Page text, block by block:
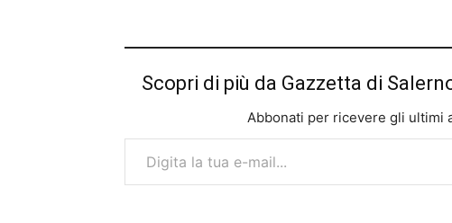
Scopri di più da Gazzetta di
Abbonati per ricevere gli ultimi
Digita la tua e-mail...